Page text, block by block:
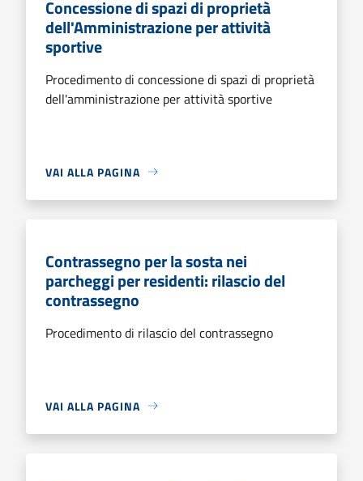
Concessione di spazi di proprietà
dell'Amministrazione per attività
sportive
Procedimento di concessione di spazi di proprietà
dell'amministrazione per attività sportive
VAI ALLA PAGINA
Contrassegno per la sosta nei
parcheggi per residenti: rilascio del
contrassegno
Procedimento di rilascio del contrassegno
VAI ALLA PAGINA